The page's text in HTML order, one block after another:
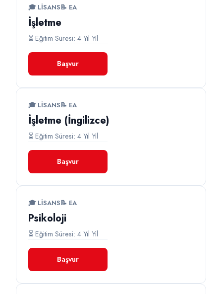
🎓 LISANS📝 EA
İşletme
⏳ Eğitim Süresi: 4 Yıl Yıl
Başvur
🎓 LISANS📝 EA
İşletme (İngilizce)
⏳ Eğitim Süresi: 4 Yıl Yıl
Başvur
🎓 LISANS📝 EA
Psikoloji
⏳ Eğitim Süresi: 4 Yıl Yıl
Başvur